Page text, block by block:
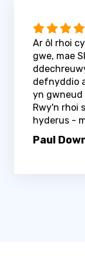
Ar ôl rhoi
gwe, mae
defnyddio
yn gwneud
Rwy'n rhoi
hyderus -
Paul